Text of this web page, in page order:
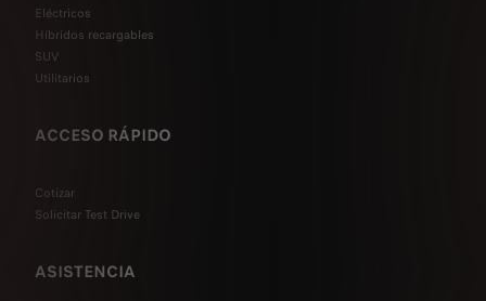
Eléctricos
Híbridos recargables
SUV
Utilitarios
ACCESO RÁPIDO
Cotizar
Solicitar Test Drive
ASISTENCIA